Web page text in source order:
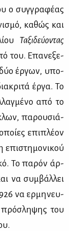
ο συγ­γρα­φέ­ας
κα­θώς και
Τα­ξι­δεύ­ο­ντας
του. Επα­νε­ξε­
δύο έρ­γων, υπο­
έρ­γα. Το
από το
πα­ρου­σιά­
επι­πλέ­ον
επι­στη­μο­νι­κού
Το πα­ρόν άρ­
να συμ­βάλ­λει
να ερ­μη­νευ­
πρό­σλη­ψης του